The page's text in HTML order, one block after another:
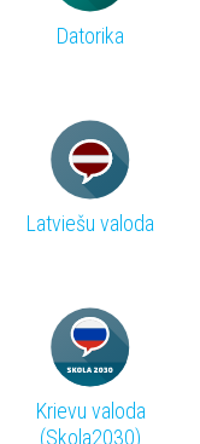
Datorika
Latviešu valoda
Krievu valoda
(Skola2030)